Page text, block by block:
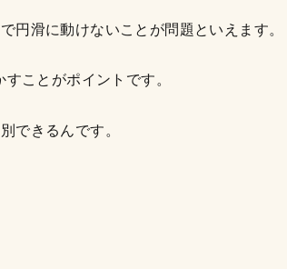
円滑に動けないことが問題といえます。
ことがポイントです。
できるんです。